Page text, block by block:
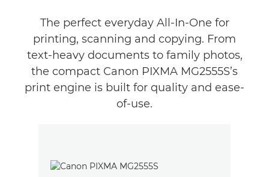
ACHETER DE L'ENCRE
The perfect everyday All-In-One for
printing, scanning and copying. From
text-heavy documents to family photos,
the compact Canon PIXMA MG2555S’s
print engine is built for quality and ease-
of-use.